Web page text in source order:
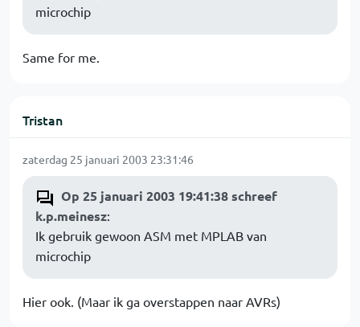
microchip
Same for me.
Tristan
zaterdag 25 januari 2003 23:31:46
Op 25 januari 2003 19:41:38 schreef
k.p.meinesz:
Ik gebruik gewoon ASM met MPLAB van
microchip
Hier ook. (Maar ik ga overstappen naar AVRs)